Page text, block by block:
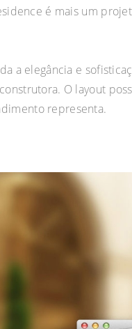
é mais um
a elegância e
O layout
representa.